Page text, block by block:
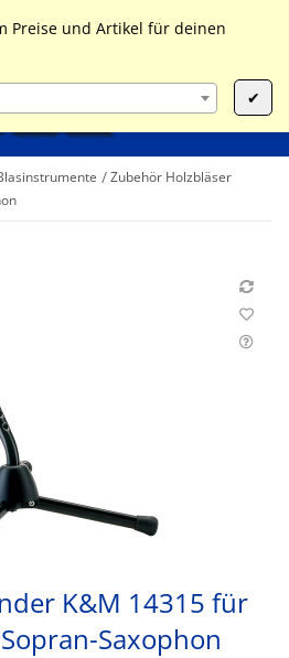
Preise und Artikel für deinen
✔
Zubehör Holzbläser
K&M 14315 für
Saxophon